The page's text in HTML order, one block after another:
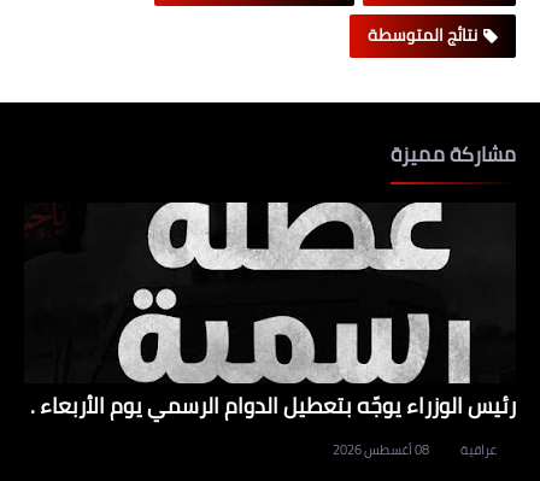
نتائج المتوسطة
مشاركة مميزة
رئيس الوزراء يوجّه بتعطيل الدوام الرسمي يوم الأربعاء .
عراقية 08 أغسطس 2026